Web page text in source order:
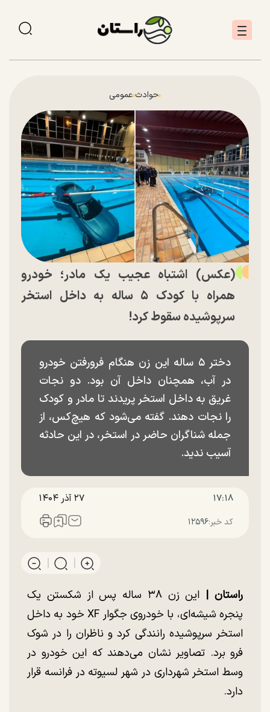
حوادث عمومی
(عکس) اشتباه عجیب یک مادر؛ خودرو
همراه با کودک ۵ ساله به داخل استخر
سرپوشیده سقوط کرد!
دختر ۵ ساله این زن هنگام فرورفتن خودرو
در آب، همچنان داخل آن بود. دو نجات
غریق به داخل استخر پریدند تا مادر و کودک
را نجات دهند. گفته می‌شود که هیچ‌کس، از
جمله شناگران حاضر در استخر، در این حادثه
آسیب ندید.
۱۷:۱۸ ۲۷ آذر ۱۴۰۴
کد خبر:۱۲۵۹۶
راستان |
این زن ۳۸ ساله پس از شکستن یک
پنجره شیشه‌ای، با خودروی جگوار XF خود به داخل
استخر سرپوشیده رانندگی کرد و ناظران را در شوک
فرو برد. تصاویر نشان می‌دهند که این خودرو در
وسط استخر شهرداری در شهر لسیوته در فرانسه قرار
دارد.